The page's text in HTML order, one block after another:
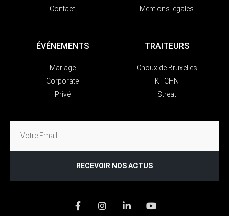
Contact
Mentions légales
ÉVÉNEMENTS
Mariage
Corporate
Privé
TRAITEURS
Choux de Bruxelles
KTCHN
Streat
RECEVOIR NOS ACTUS